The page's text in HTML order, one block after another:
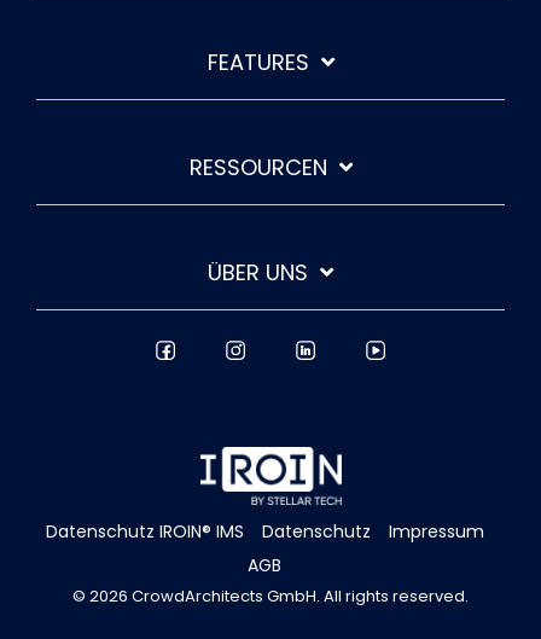
FEATURES
RESSOURCEN
ÜBER UNS
Datenschutz IROIN® IMS Datenschutz
Impressum
AGB
© 2026 CrowdArchitects GmbH. All rights reserved.